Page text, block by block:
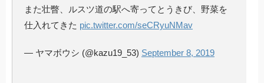
また壮瞥、ルスツ道の駅へ寄ってとうきび、野菜を
仕入れてきた pic.twitter.com/seCRyuNMav
— ヤマボウシ (@kazu19_53) September 8, 2019